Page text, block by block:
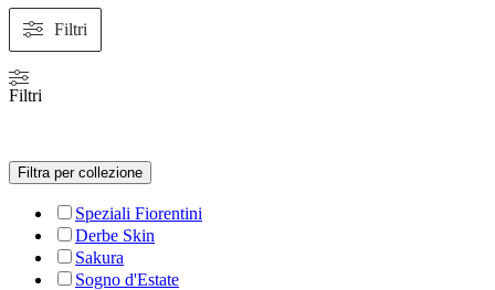
Filtri
Filtri
Filtra per collezione
Speziali Fiorentini
Derbe Skin
Sakura
Sogno d'Estate